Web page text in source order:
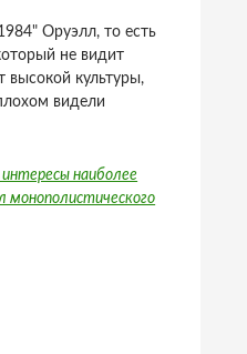
Оруэлл, то есть
не видит
высокой культуры,
видели
наиболее
монополистического